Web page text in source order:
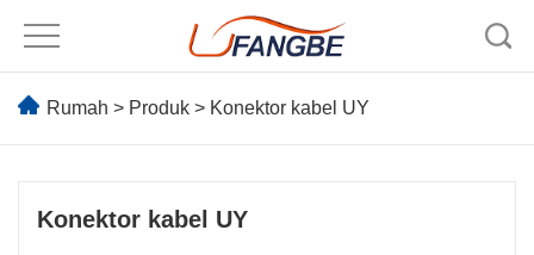
Rumah > Produk > Konektor kabel UY
Konektor kabel UY